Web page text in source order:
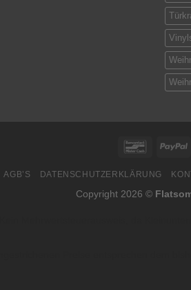
Bancontact
AGB’S DATENSCHUTZERKLÄRUNG
Copyright 2026 ©